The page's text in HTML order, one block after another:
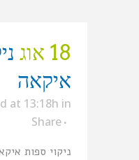
18 אוג
איקאה
at 13:18h in
Share
ניקוי ספות